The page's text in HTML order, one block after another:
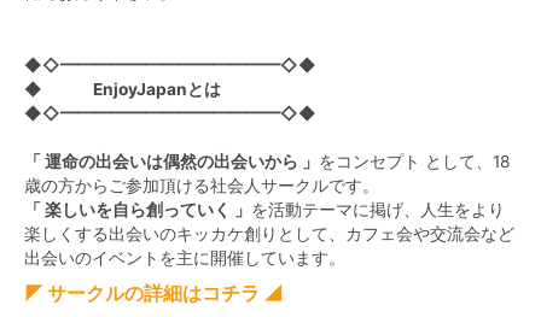
◆◇━━━━━━━━━━━━━◇◆
◆ EnjoyJapanとは
◆◇━━━━━━━━━━━━━◇◆
「 運命の出会いは偶然の出会いから 」 をコンセプト として、18
歳の方からご参加頂ける社会人サークルです。
「 楽しいを自ら創っていく 」 を活動テーマに掲げ、人生をより
楽しくする出会いのキッカケ創りとして、カフェ会や交流会など
出会いのイベントを主に開催しています。
◤ サークルの詳細はコチラ ◢